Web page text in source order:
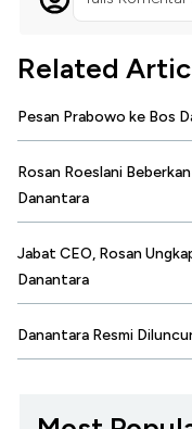
Related
Pesan Prabowo ke Bos
Rosan Roeslani
Danantara
Jabat CEO, Rosan
Danantara
Danantara Resmi